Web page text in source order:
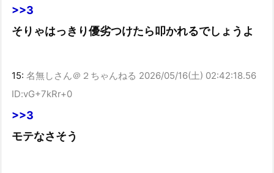
>>3
そりゃはっきり優劣つけたら叩かれるでしょうよ
15: 名無しさん＠２ちゃんねる 2026/05/16(土) 02:42:18.56
ID:vG+7kRr+0
>>3
モテなさそう